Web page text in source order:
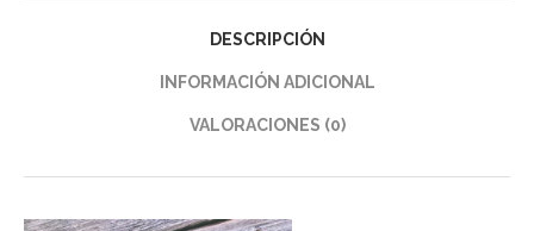
DESCRIPCIÓN
INFORMACIÓN ADICIONAL
VALORACIONES (0)